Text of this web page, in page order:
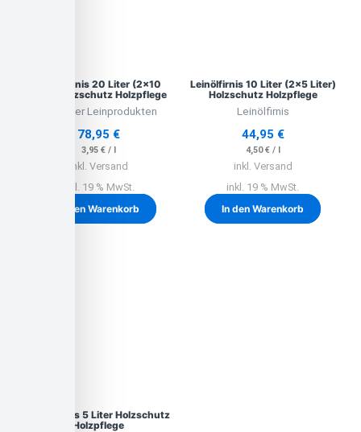
Leinölfirnis 20 Liter (2×10
Liter) Holzschutz Holzpflege
Lausitzer Leinprodukten
78,95 €
3,95 €/ l
inkl. Versand
inkl. 19 % MwSt.
In den Warenkorb
Leinölfirnis 10 Liter (2×5 Liter)
Holzschutz Holzpflege
Leinölfirnis
44,95 €
4,50€/ l
inkl. Versand
inkl. 19 % MwSt.
In den Warenkorb
Leinölfirnis 5 Liter Holzschutz
Holzpflege